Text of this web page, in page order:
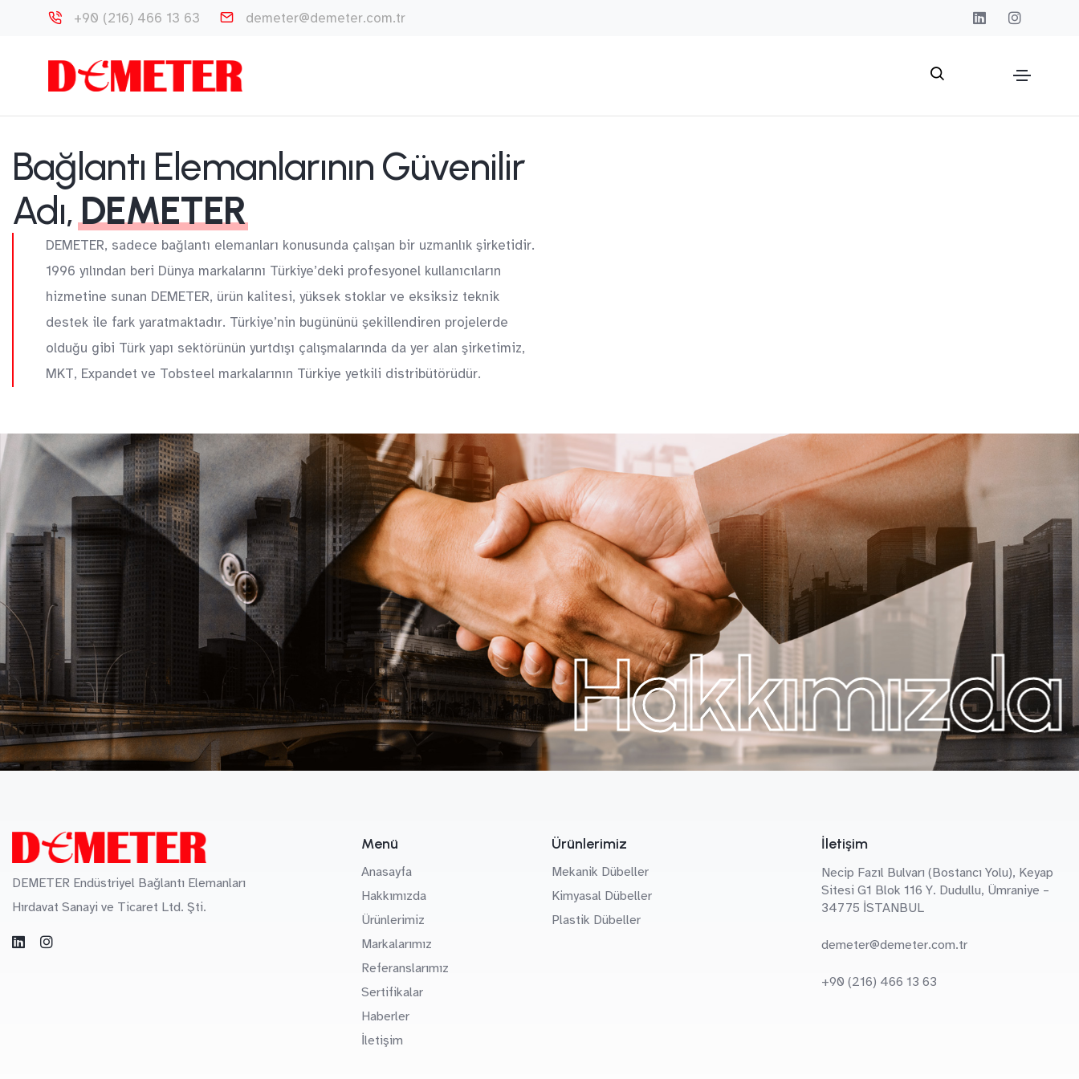
+90 (216) 466 13 63 demeter@demeter.com.tr
Bağlantı Elemanlarının Güvenilir
Adı,DEMETER
DEMETER, sadece bağlantı elemanları konusunda çalışan bir uzmanlık şirketidir.
1996 yılından beri Dünya markalarını Türkiye’deki profesyonel kullanıcıların
hizmetine sunan DEMETER, ürün kalitesi, yüksek stoklar ve eksiksiz teknik
destek ile fark yaratmaktadır. Türkiye’nin bugününü şekillendiren projelerde
olduğu gibi Türk yapı sektörünün yurtdışı çalışmalarında da yer alan şirketimiz,
MKT, Expandet ve Tobsteel markalarının Türkiye yetkili distribütörüdür.
Hakkımızda
DEMETER Endüstriyel Bağlantı Elemanları
Hırdavat Sanayi ve Ticaret Ltd. Şti.
Menü
Anasayfa
Hakkımızda
Ürünlerimiz
Markalarımız
Referanslarımız
Sertifikalar
Haberler
İletişim
Ürünlerimiz
Mekanik Dübeller
Kimyasal Dübeller
Plastik Dübeller
İletişim
Necip Fazıl Bulvarı (Bostancı Yolu), Keyap
Sitesi G1 Blok 116 Y. Dudullu, Ümraniye –
34775 İSTANBUL
demeter@demeter.com.tr
+90 (216) 466 13 63